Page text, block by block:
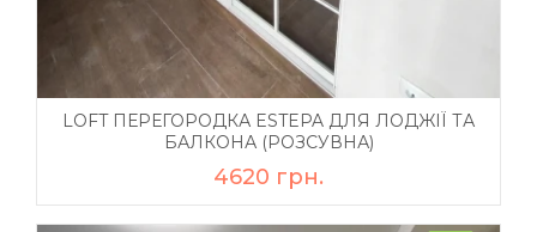
LOFT ПЕРЕГОРОДКА ESTEPA ДЛЯ ЛОДЖІЇ ТА
БАЛКОНА (РОЗСУВНА)
4620 грн.